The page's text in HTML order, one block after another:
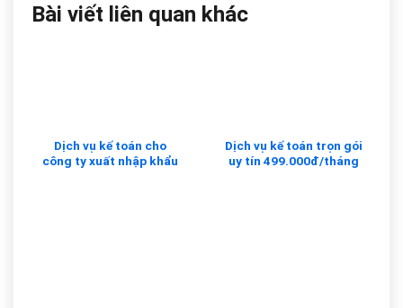
Bài viết liên quan khác
Dịch vụ kế toán cho
công ty xuất nhập khẩu
Dịch vụ kế toán trọn gói
uy tín 499.000đ/tháng